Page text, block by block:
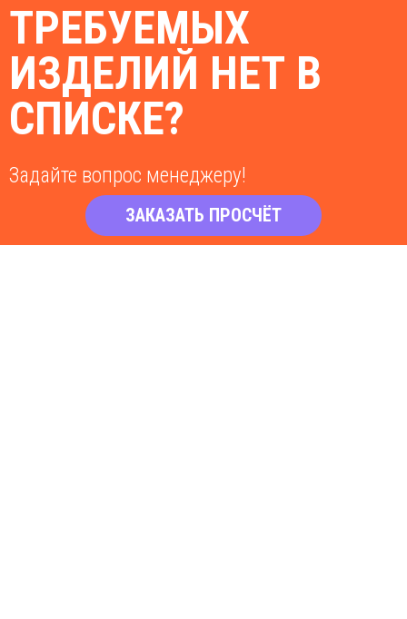
ТРЕБУЕМЫХ
ИЗДЕЛИЙ НЕТ В
СПИСКЕ?
Задайте вопрос менеджеру!
ЗАКАЗАТЬ ПРОСЧЁТ